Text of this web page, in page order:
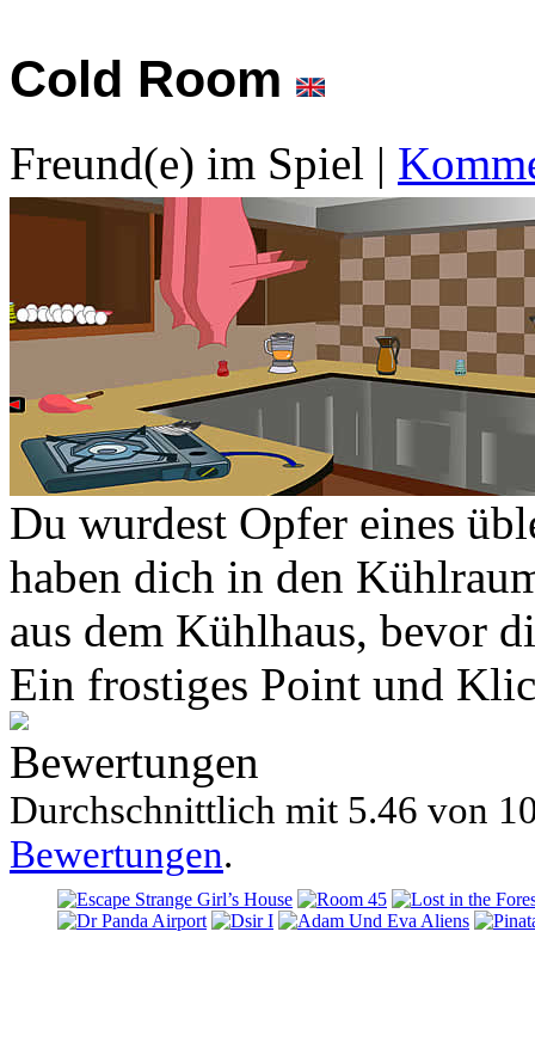
Cold Room
Freund(e) im Spiel |
Du wurdest Opfer eines
haben dich in den
aus dem Kühlhaus, bevor
Ein frostiges Point und
Bewertungen
Durchschnittlich mit 5.46 von
Bewertungen.